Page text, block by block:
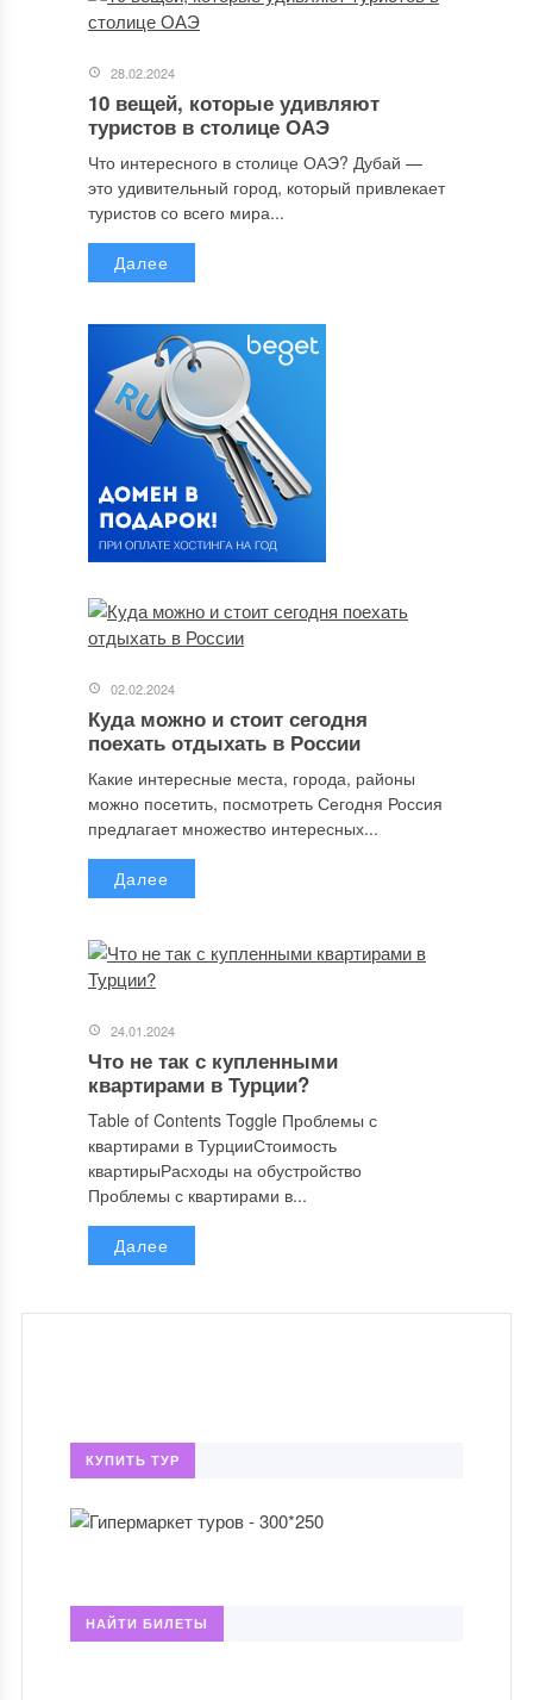
28.02.2024
10 вещей, которые удивляют
туристов в столице ОАЭ
Что интересного в столице ОАЭ? Дубай —
это удивительный город, который привлекает
туристов со всего мира...
Далее
02.02.2024
Куда можно и стоит сегодня
поехать отдыхать в России
Какие интересные места, города, районы
можно посетить, посмотреть Сегодня Россия
предлагает множество интересных...
Далее
24.01.2024
Что не так с купленными
квартирами в Турции?
Table of Contents Toggle Проблемы с
квартирами в ТурцииСтоимость
квартирыРасходы на обустройство
Проблемы с квартирами в...
Далее
КУПИТЬ ТУР
НАЙТИ БИЛЕТЫ